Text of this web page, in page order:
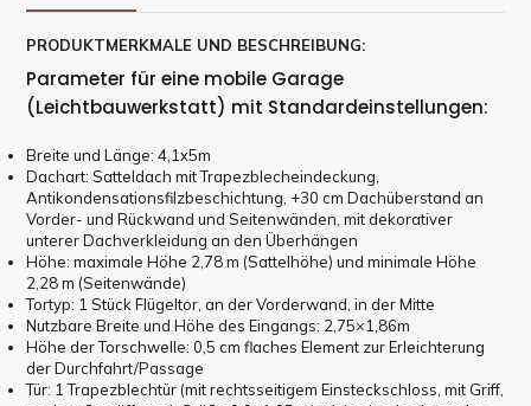
PRODUKTMERKMALE UND BESCHREIBUNG:
Parameter für eine mobile Garage
(Leichtbauwerkstatt) mit Standardeinstellungen:
Breite und Länge: 4,1x5m
Dachart: Satteldach mit Trapezblecheindeckung,
Antikondensationsfilzbeschichtung, +30 cm Dachüberstand an
Vorder- und Rückwand und Seitenwänden, mit dekorativer
unterer Dachverkleidung an den Überhängen
Höhe: maximale Höhe 2,78 m (Sattelhöhe) und minimale Höhe
2,28 m (Seitenwände)
Tortyp: 1 Stück Flügeltor, an der Vorderwand, in der Mitte
Nutzbare Breite und Höhe des Eingangs: 2,75×1,86m
Höhe der Torschwelle: 0,5 cm flaches Element zur Erleichterung
der Durchfahrt/Passage
Tür: 1 Trapezblechtür (mit rechtsseitigem Einsteckschloss, mit Griff,